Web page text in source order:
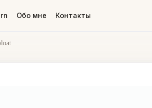
Обо мне Контакты